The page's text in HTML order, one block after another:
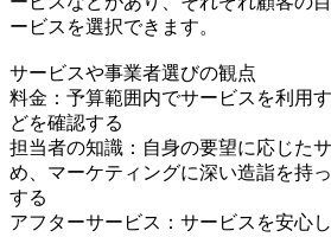
ービスを選択できます。
サービスや事業者選びの観点
料金：予算範囲内でサービスを利用
どを確認する
担当者の知識：自身の要望に応じた
め、マーケティングに深い造詣を持
する
アフターサービス：サービスを安心